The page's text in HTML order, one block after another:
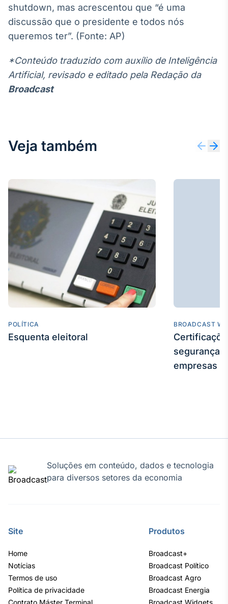
Widgets
Componentes
para conteúdos e
Broadcast
Curadoria de
noticiosos
Soluções de
Tecnologia
Broadcast
Radar
Monitoramento
inteligente de
notícias e
conteúdos
BroadFast
Em breve
Investimentos
shutdown, mas acrescentou que “é uma
discussão que o presidente e todos nós
queremos ter”. (Fonte: AP)
*Conteúdo traduzido com auxílio de Inteligência
Artificial, revisado e editado pela Redação da
Broadcast
Veja também
POLÍTICA
Esquenta eleitoral
BROADCAST
segurança
empresas
Soluções em conteúdo, dados e tecnologia
para diversos setores da economia
Site
Home
Notícias
Termos de uso
Política de privacidade
Contrato Máster Terminal
Produtos
Broadcast+
Broadcast Político
Broadcast Agro
Broadcast Energia
Broadcast Widgets